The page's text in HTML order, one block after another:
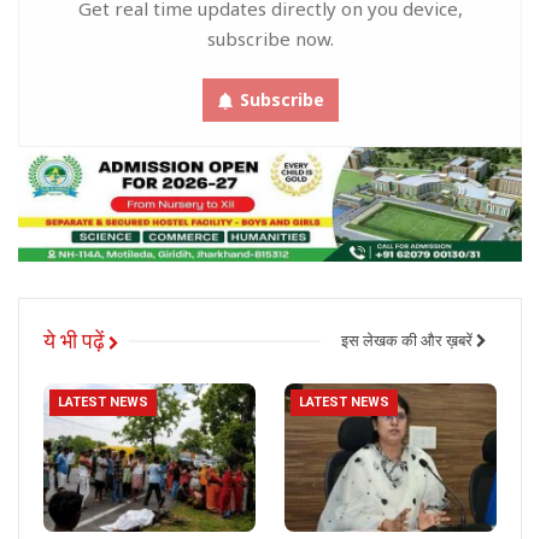
Get real time updates directly on you device,
subscribe now.
Subscribe
ये भी पढ़ें इस लेखक की और ख़बरें
LATEST NEWS LATEST NEWS